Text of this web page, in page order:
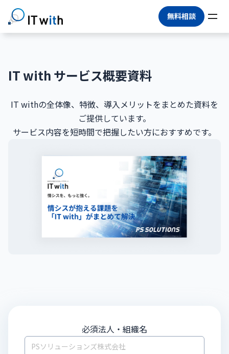
無料相談
IT with サービス概要資料
IT withの全体像、特徴、導入メリットをまとめた資料を
ご提供しています。
サービス内容を短時間で把握したい方におすすめです。
必須法人・組織名